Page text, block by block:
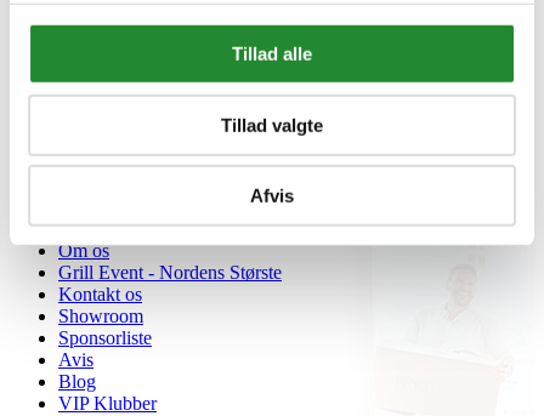
Tillad alle
Tillad valgte
Afvis
Handelsbetingelser
Cookie- og privatlivspolitik
Black Friday
Retur paller
Om os
Grill Event - Nordens Største
Kontakt os
Showroom
Sponsorliste
Avis
Blog
VIP Klubber